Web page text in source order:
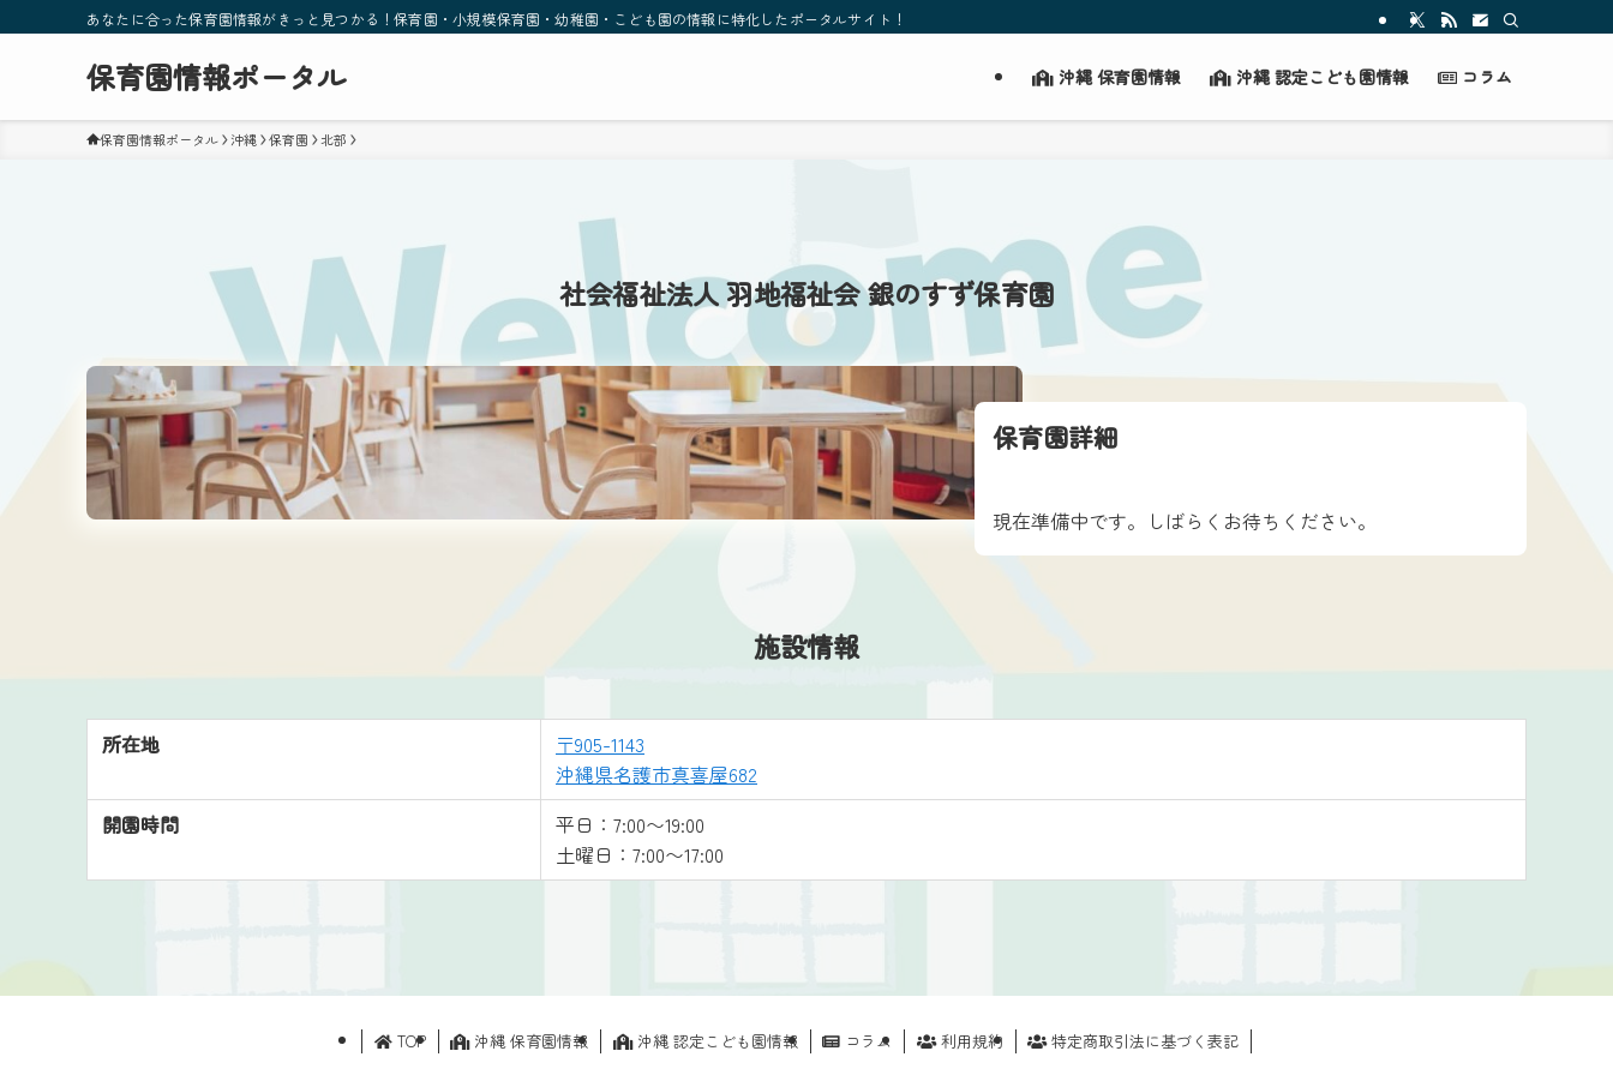
あなたに合った保育園情報がきっと見つかる！保育園・小規模保育園・幼稚園・こども園の情報に特化したポータルサイト！
保育園情報ポータル 沖縄 保育園情報 沖縄 認定こども園情報 コラム
保育園情報ポータル 沖縄 保育園 北部
社会福祉法人 羽地福祉会 銀のすず保育園
保育園詳細
現在準備中です。しばらくお待ちください。
施設情報
所在地
〒905-1143
沖縄県名護市真喜屋682
開園時間
平日：7:00〜19:00
土曜日：7:00〜17:00
TOP 沖縄 保育園情報 沖縄 認定こども園情報 コラム 利用規約 特定商取引法に基づく表記